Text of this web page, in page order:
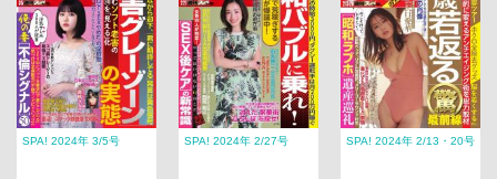
SPA! 2024年 3/5号 SPA! 2024年 2/27号 SPA! 2024年 2/13・20号